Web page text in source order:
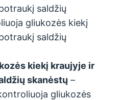
saldžių
gliukozės kiekį
saldžių
kiekį kraujyje ir
skanėstų –
gliukozės